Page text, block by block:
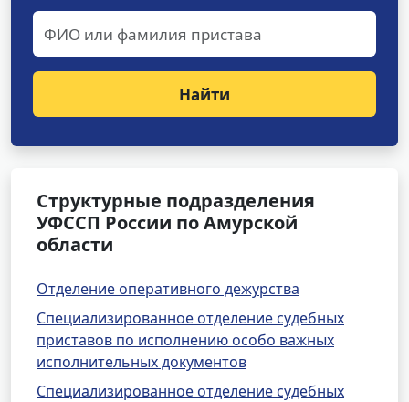
Найти
Структурные подразделения
УФССП России по Амурской
области
Отделение оперативного дежурства
Специализированное отделение судебных
приставов по исполнению особо важных
исполнительных документов
Специализированное отделение судебных